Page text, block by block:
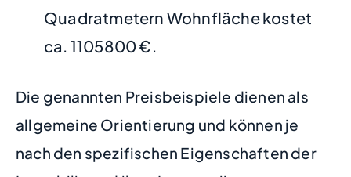
Quadratmetern Wohnfläche kostet
ca. 1105800 €.
Die genannten Preisbeispiele dienen als
allgemeine Orientierung und können je
nach den spezifischen Eigenschaften der